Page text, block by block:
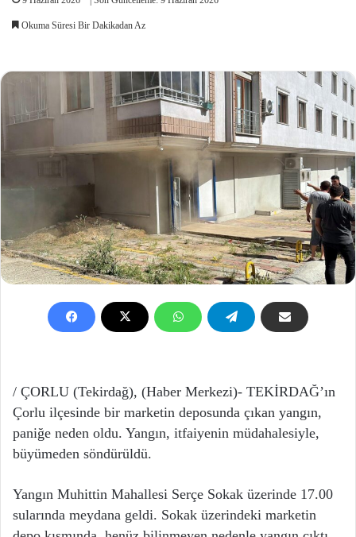
Okuma Süresi Bir Dakikadan Az
/ ÇORLU (Tekirdağ), (Haber Merkezi)- TEKİRDAĞ’ın
Çorlu ilçesinde bir marketin deposunda çıkan yangın,
paniğe neden oldu. Yangın, itfaiyenin müdahalesiyle,
büyümeden söndürüldü.
Yangın Muhittin Mahallesi Serçe Sokak üzerinde 17.00
sularında meydana geldi. Sokak üzerindeki marketin